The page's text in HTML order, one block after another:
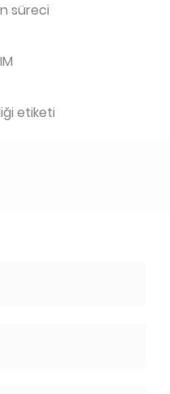
süreci
etiketi